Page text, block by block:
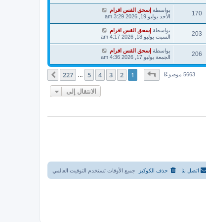
170 بواسطة إسحق القس افرام
الأحد يوليو 19, 2026 3:29 am
203 بواسطة إسحق القس افرام
السبت يوليو 18, 2026 4:17 am
206 بواسطة إسحق القس افرام
الجمعة يوليو 17, 2026 4:36 am
5663 موضوعًاصفحة1من 227
1
2
3
4
5
227 التالي
الانتقال إلى
جميع الأوقات تستخدم التوقيت العالمي حذف الكوكيز اتصل بنا